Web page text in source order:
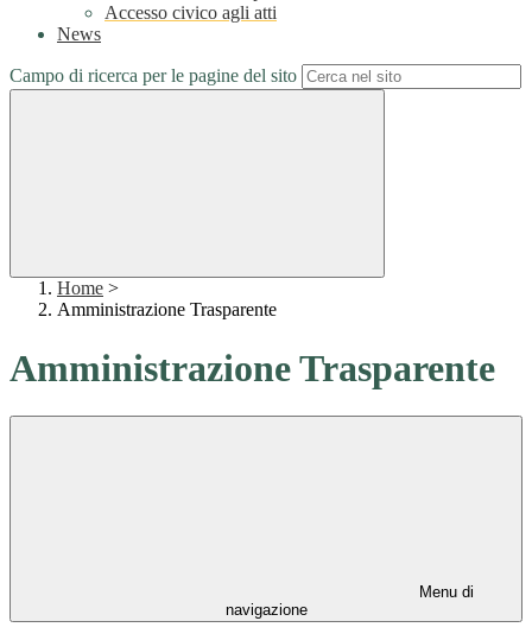
Accesso civico agli atti
News
Campo di ricerca per le pagine del sito
Home >
Amministrazione Trasparente
Amministrazione Trasparente
Menu di
navigazione